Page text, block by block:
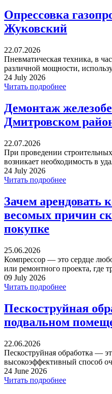
Опрессовка
Жуковский
22.07.2026
Пневматическая техника, в
различной мощности,
24 July 2026
Читать подробнее
Демонтаж
Дмитровском
22.07.2026
При проведении
возникает необходимость в
24 July 2026
Читать подробнее
Зачем арендовать
весомых причин
покупке
25.06.2026
Компрессор — это сердце
или ремонтного проекта, где
09 July 2026
Читать подробнее
Пескоструйная
подвальном
22.06.2026
Пескоструйная обработка —
высокоэффективный способ
24 June 2026
Читать подробнее